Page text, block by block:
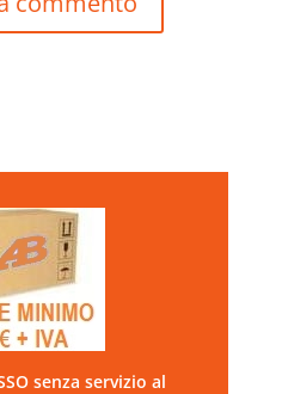
senza servizio al